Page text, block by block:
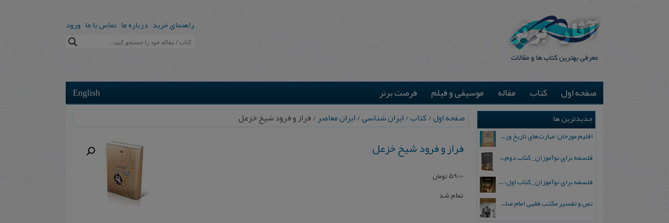
راهنمای خرید درباره ما تماس با ما ورود
English صفحه اول کتاب مقاله موسیقی و فیلم فرصت برتر
صفحه اول/کتاب/ایران شناسی/ایران معاصر/ فراز و فرود شیخ خزعل
فراز و فرود شیخ خزعل
59,000تومان
تمام شد
جدیدترین ها
اقلیم مورخان؛ مهارت‌های تاریخ ورزی علمی
فلسفه برای نوآموزان_ کتاب دوم: پرسش درباره واقعیت و معرفت
فلسفه برای نوآموزان_ کتاب اول: تردید در باورهای رایج
نص و تفسیر مکتب فقهی امام صادق علیه السلام